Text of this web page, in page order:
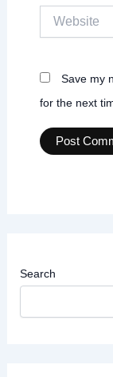
Save my
for the next
Search